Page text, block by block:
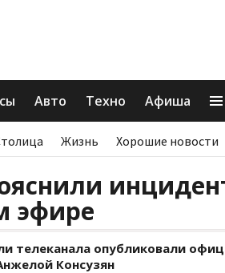
Авто Техно Афиша
Жизнь Хорошие новости
эфире
телеканала опубликовали
Консузян